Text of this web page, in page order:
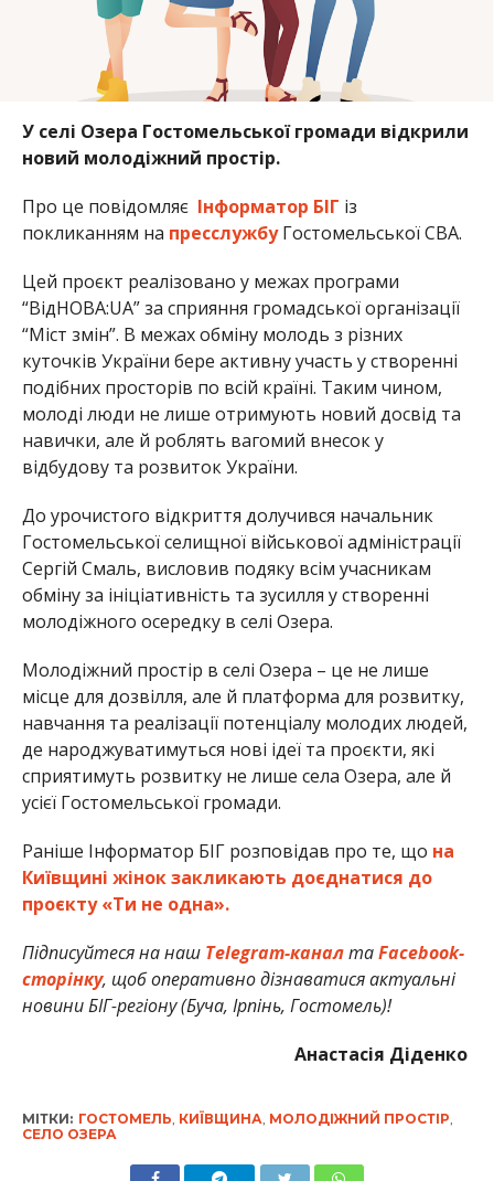
У селі Озера Гостомельської громади відкрили
новий молодіжний простір.
Про це повідомляє Інформатор БІГ із
покликанням на пресслужбу Гостомельської СВА.
Цей проєкт реалізовано у межах програми
“ВідНОВА:UA” за сприяння громадської організації
“Міст змін”. В межах обміну молодь з різних
куточків України бере активну участь у створенні
подібних просторів по всій країні. Таким чином,
молоді люди не лише отримують новий досвід та
навички, але й роблять вагомий внесок у
відбудову та розвиток України.
До урочистого відкриття долучився начальник
Гостомельської селищної військової адміністрації
Сергій Смаль, висловив подяку всім учасникам
обміну за ініціативність та зусилля у створенні
молодіжного осередку в селі Озера.
Молодіжний простір в селі Озера – це не лише
місце для дозвілля, але й платформа для розвитку,
навчання та реалізації потенціалу молодих людей,
де народжуватимуться нові ідеї та проєкти, які
сприятимуть розвитку не лише села Озера, але й
усієї Гостомельської громади.
Раніше Інформатор БІГ розповідав про те, що на
Київщині жінок закликають доєднатися до
проєкту «Ти не одна».
Підписуйтеся на наш Telegram-канал таFacebook-
сторінку, щоб оперативно дізнаватися актуальні
новини БІГ-регіону (Буча, Ірпінь, Гостомель)!
Анастасія Діденко
МІТКИ: ГОСТОМЕЛЬ, КИЇВЩИНА, МОЛОДІЖНИЙ ПРОСТІР,
СЕЛО ОЗЕРА